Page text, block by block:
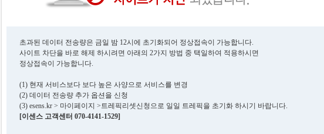
초과된 데이터 전송량은 금일 밤 12시에 초기화되어 정상접속이 가능합니다.
사이트 차단을 바로 해제 하시려면 아래의 2가지 방법 중 택일하여 적용하시면
정상접속이 가능합니다.
(1) 현재 서비스보다 보다 높은 사양으로 서비스를 변경
(2) 데이터 전송량 추가 옵션을 신청
(3) esens.kr > 마이페이지 >트레픽리셋신청으로 일일 트레픽을 초기화 하시기 바랍니다.
[이센스 고객센터 070-4141-1529]